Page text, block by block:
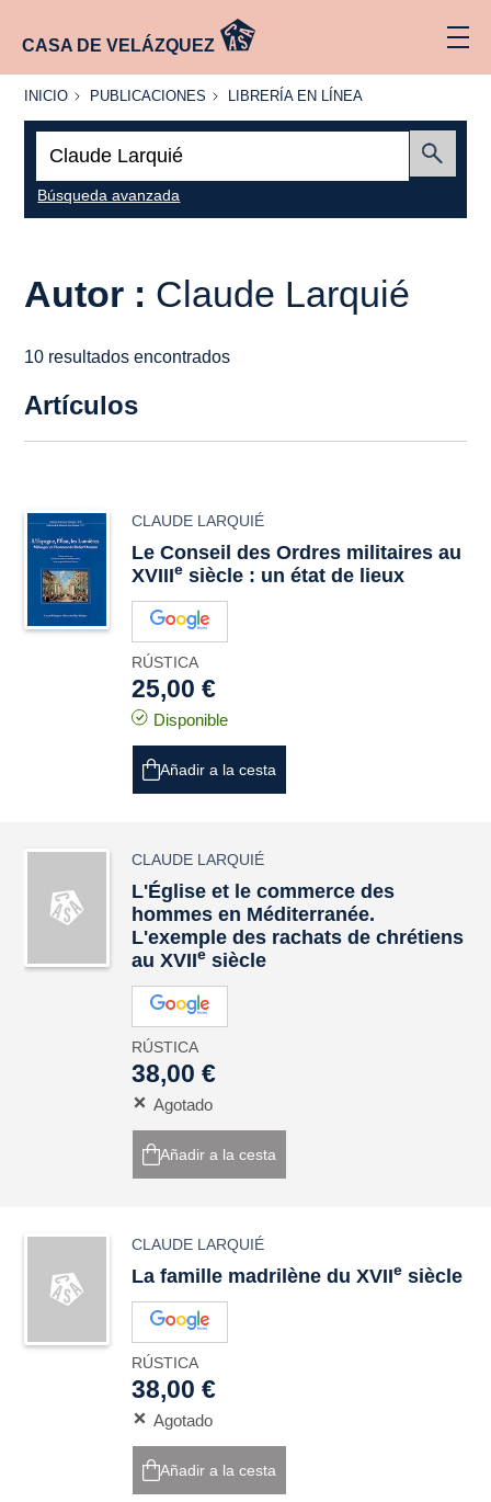
CASA DE VELÁZQUEZ
INICIO
INICIO PUBLICACIONES
PUBLICACIONES
LIBRERÍA
LÍNEA
LIBRERÍA EN LÍNEA
Búsqueda avanzada
Autor : Claude Larquié
10 resultados encontrados
Artículos
CLAUDE LARQUIÉ
Le Conseil des Ordres militaires au
XVIIIe siècle : un état de lieux
RÚSTICA
25,00 €
Disponible
Añadir a la cesta
CLAUDE LARQUIÉ
L'Église et le commerce des
hommes en Méditerranée.
L'exemple des rachats de chrétiens
au XVIIe siècle
RÚSTICA
38,00 €
Agotado
Añadir a la cesta
CLAUDE LARQUIÉ
La famille madrilène du XVIIe siècle
RÚSTICA
38,00 €
Agotado
Añadir a la cesta